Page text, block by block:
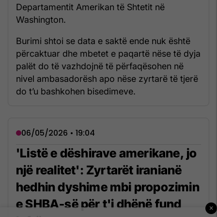
Departamentit Amerikan të Shtetit në
Washington.
Burimi shtoi se data e saktë ende nuk është
përcaktuar dhe mbetet e paqartë nëse të dyja
palët do të vazhdojnë të përfaqësohen në
nivel ambasadorësh apo nëse zyrtarë të tjerë
do t’u bashkohen bisedimeve.
06/05/2026 • 19:04
'Listë e dëshirave amerikane, jo
një realitet': Zyrtarët iranianë
hedhin dyshime mbi propozimin
e SHBA-së për t'i dhënë fund
×